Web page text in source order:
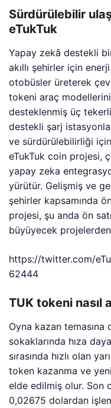
Sürdürülebilir
eTukTuk
Yapay zekâ destekli
akıllı şehirler için
otobüsler üreterek
tokeni araç
desteklenmiş üç
destekli şarj
ve sürdürülebilirliği
eTukTuk coin projesi,
yapay zeka
yürütür. Gelişmiş ve
şehirler kapsamında
projesi, şu anda ön
büyüyecek
https://twitter.com/
62444
TUK tokeni nasıl
Oyna kazan
sokaklarında hıza
sırasında hızlı olan
token kazanma ve
elde edilmiş olur. Son
0,02675 dolardan